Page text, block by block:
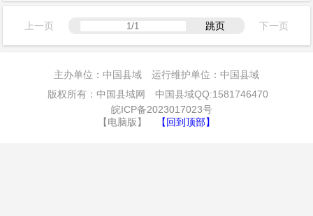
上一页 跳页 下一页
主办单位：中国县域 运行维护单位：中国县域
版权所有：中国县域网 中国县域QQ:1581746470
皖ICP备2023017023号
【电脑版】
【回到顶部】